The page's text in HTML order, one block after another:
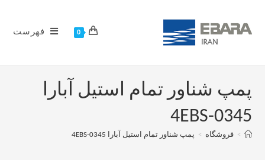
0 فهرست
پمپ شناور تمام استیل آبارا
4EBS-0345
> فروشگاه > پمپ شناور تمام استیل آبارا 4EBS-0345